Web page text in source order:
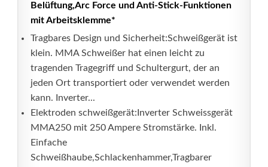
Belüftung,Arc Force und Anti-Stick-Funktionen
mit Arbeitsklemme*
Tragbares Design und Sicherheit:Schweißgerät ist
klein. MMA Schweißer hat einen leicht zu
tragenden Tragegriff und Schultergurt, der an
jeden Ort transportiert oder verwendet werden
kann. Inverter...
Elektroden schweißgerät:Inverter Schweissgerät
MMA250 mit 250 Ampere Stromstärke. Inkl.
Einfache
Schweißhaube,Schlackenhammer,Tragbarer